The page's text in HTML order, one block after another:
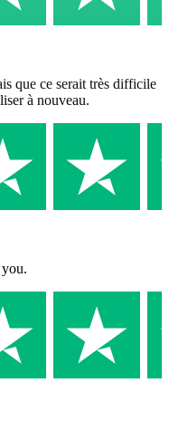
que ce serait très difficile
à nouveau.